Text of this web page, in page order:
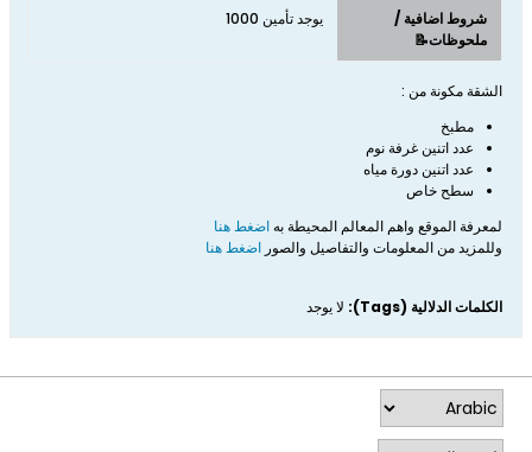
شروط اضافية /
ملحوظات📝
يوجد تأمين 1000
الشقة مكونة من :
مطبخ
عدد اتنين غرفة نوم
عدد اتنين دورة مياه
سطح خاص
لمعرفة الموقع واهم المعالم المحيطة بهاضغط هنا
وللمزيد من المعلومات والتفاصيل والصور اضغط هنا
الكلمات الدلالية (Tags): لا يوجد